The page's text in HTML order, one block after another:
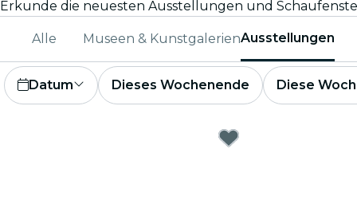
Alle Museen & KunstgalerienAusstellungen
Datum Dieses Wochenende Diese